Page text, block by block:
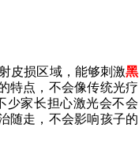
皮损区域，能够刺激黑
特点，不会像传统光疗
少家长担心激光会不会
随走，不会影响孩子的